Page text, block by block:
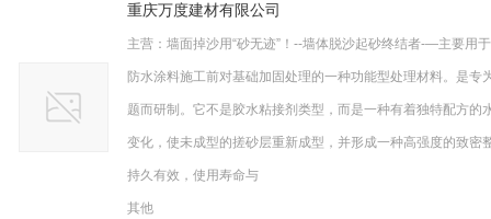
重庆万度建材有限公司
主营：墙面掉沙用“砂无迹”！--墙体脱沙起砂终结者-—主要用
防水涂料施工前对基础加固处理的一种功能型处理材料。是
题而研制。它不是胶水粘接剂类型，而是一种有着独特配方
变化，使未成型的搓砂层重新成型，并形成一种高强度的致
持久有效，使用寿命与
其他